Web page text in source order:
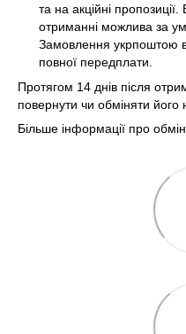
та на акційні
отриманні можлива за
Замовлення укрпоштою
повної передплати.
Протягом 14 днів після
повернути чи обміняти його
Більше інформації про